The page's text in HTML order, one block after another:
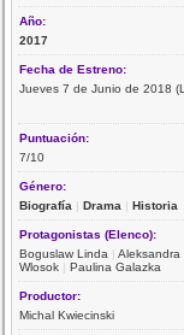
Año:
2017
Fecha de Estreno:
Jueves 7 de Junio de 2018
Puntuación:
7/10
Género:
Biografía |Drama |Historia
Protagonistas (Elenco):
Boguslaw Linda |Aleksandra
Wlosok |Paulina Galazka
Productor:
Michal Kwiecinski